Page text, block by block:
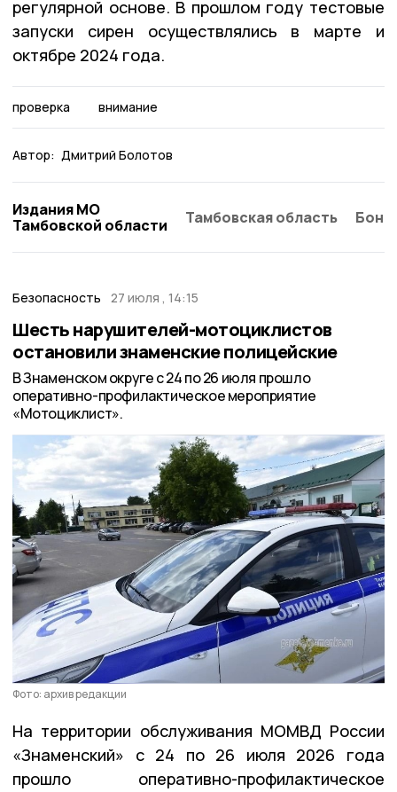
регулярной основе. В прошлом году тестовые
запуски сирен осуществлялись в марте и
октябре 2024 года.
проверка внимание
Автор: Дмитрий Болотов
Издания МО
Тамбовской области
Тамбовская область
Безопасность 27 июля , 14:15
Шесть нарушителей-мотоциклистов
остановили знаменские полицейские
В Знаменском округе с 24 по 26 июля прошло
оперативно-профилактическое мероприятие
«Мотоциклист».
Фото: архив редакции
На территории обслуживания МОМВД России
«Знаменский» с 24 по 26 июля 2026 года
прошло оперативно-профилактическое